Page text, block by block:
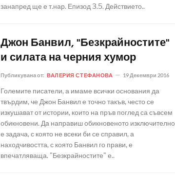
занапред ще е т.нар. Епизод 3.5. Действието..
Джон Банвил, "Безкрайностите"
и силата на черния хумор
Публикувана от: ВАЛЕРИЯ СТЕФАНОВА 19 Декември 2016
Големите писатели, а имаме всички основания да
твърдим, че Джон Банвил е точно такъв, често се
изкушават от истории, които на пръв поглед са съвсем
обикновени. Да направиш обикновеното изключително
е задача, с която не всеки би се справил, а
находчивостта, с която Банвил го прави, е
впечатляваща. "Безкрайностите" е..